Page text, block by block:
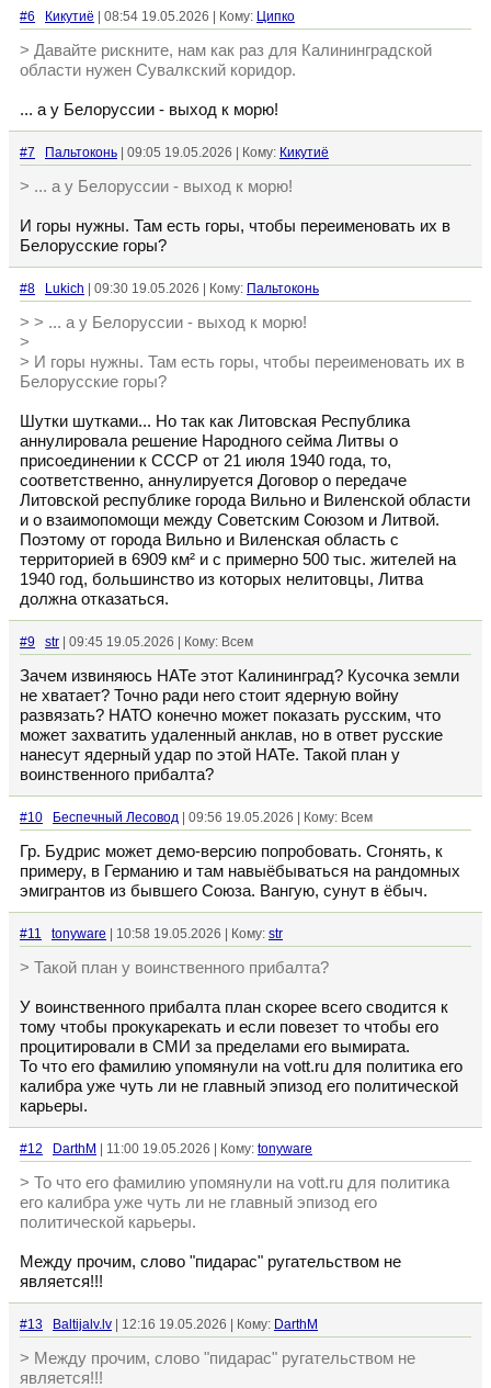
#6 Кикутиё | 08:54 19.05.2026 | Кому: Ципко
> Давайте рискните, нам как раз для Калининградской
области нужен Сувалкский коридор.
... а у Белоруссии - выход к морю!
#7 Пальтоконь | 09:05 19.05.2026 | Кому: Кикутиё
> ... а у Белоруссии - выход к морю!
И горы нужны. Там есть горы, чтобы переименовать их в
Белорусские горы?
#8 Lukich | 09:30 19.05.2026 | Кому: Пальтоконь
> > ... а у Белоруссии - выход к морю!
>
> И горы нужны. Там есть горы, чтобы переименовать их в
Белорусские горы?
Шутки шутками... Но так как Литовская Республика
аннулировала решение Народного сейма Литвы о
присоединении к СССР от 21 июля 1940 года, то,
соответственно, аннулируется Договор о передаче
Литовской республике города Вильно и Виленской области
и о взаимопомощи между Советским Союзом и Литвой.
Поэтому от города Вильно и Виленская область с
территорией в 6909 км² и с примерно 500 тыс. жителей на
1940 год, большинство из которых нелитовцы, Литва
должна отказаться.
#9 str | 09:45 19.05.2026 | Кому: Всем
Зачем извиняюсь НАТе этот Калининград? Кусочка земли
не хватает? Точно ради него стоит ядерную войну
развязать? НАТО конечно может показать русским, что
может захватить удаленный анклав, но в ответ русские
нанесут ядерный удар по этой НАТе. Такой план у
воинственного прибалта?
#10 Беспечный Лесовод | 09:56 19.05.2026 | Кому: Всем
Гр. Будрис может демо-версию попробовать. Сгонять, к
примеру, в Германию и там навыёбываться на рандомных
эмигрантов из бывшего Союза. Вангую, сунут в ёбыч.
#11 tonyware | 10:58 19.05.2026 | Кому: str
> Такой план у воинственного прибалта?
У воинственного прибалта план скорее всего сводится к
тому чтобы прокукарекать и если повезет то чтобы его
процитировали в СМИ за пределами его вымирата.
То что его фамилию упомянули на vott.ru для политика его
калибра уже чуть ли не главный эпизод его политической
карьеры.
#12 DarthM | 11:00 19.05.2026 | Кому: tonyware
> То что его фамилию упомянули на vott.ru для политика
его калибра уже чуть ли не главный эпизод его
политической карьеры.
Между прочим, слово "пидарас" ругательством не
является!!!
#13 Baltijalv.lv | 12:16 19.05.2026 | Кому: DarthM
> Между прочим, слово "пидарас" ругательством не
является!!!